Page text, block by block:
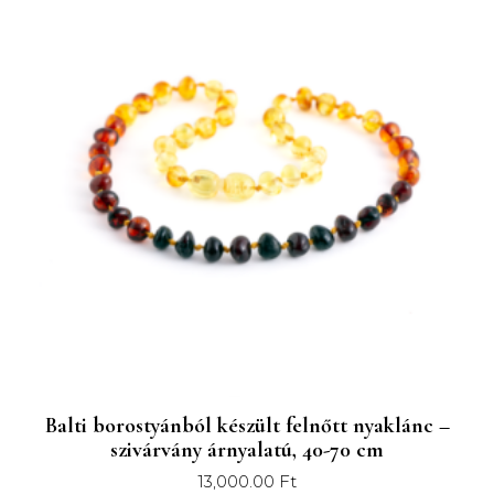
felfedezték a mogyorófa egyedi tulajdonságait.
Honnan származik a mogyorófa?
Tizennyolc különböző mogyorófa faj létezik. A mi,
mogyorófából készült gyöngyeik mind a Corylus Cornuta
(kaliforniai mogyoró) cserjéből származnak. Nyakláncaink
100%-os tisztaságú, természetes mogyorófából készülnek,
„Pinus succinifer” fenyőfától ered, melyek hatalmas erdőket
alkottak körülbelül 45-50 millió évvel ezelőtt, Európa északi
részén. Jelenleg bányászás során termelik ki vagy
Balti borostyánból készült felnőtt nyaklánc –
szivárvány árnyalatú, 40-70 cm
13,000.00 Ft